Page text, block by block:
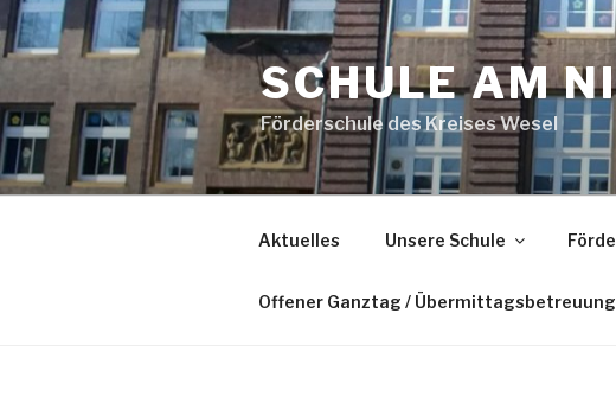
Zum
Inhalt
SCHULE AM
Förderschule des Kreises Wesel
Aktuelles Unsere Schule
Offener Ganztag / Übermittagsbetreuung